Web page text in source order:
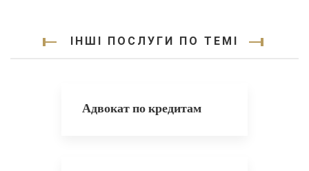
ІНШІ ПОСЛУГИ ПО ТЕМІ
Адвокат по кредитам